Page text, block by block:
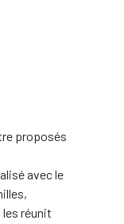
proposés
avec le
les réunit